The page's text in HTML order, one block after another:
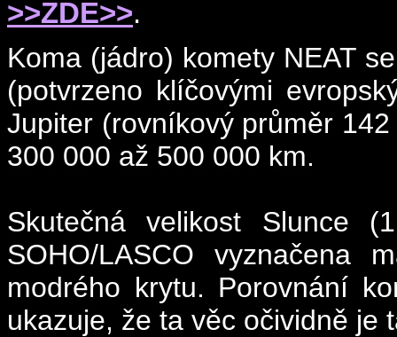
>>ZDE>>.
Koma (jádro) komety NEAT
(potvrzeno klíčovými
Jupiter (rovníkový průměr
300 000 až 500 000 km.
Skutečná velikost Slunce
SOHO/LASCO vyznačena
modrého krytu. Porovnání
ukazuje, že ta věc očividně je